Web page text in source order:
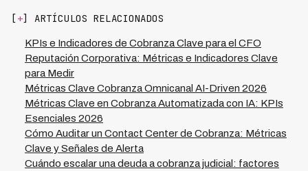
tareas repetitivas, mejorando la productividad general
morosas genera retorno prácticamente inmediato, y con
soluciones de IA como las de Kleva que alcanzan una
tasa de recuperación del 73%, puedes maximizar
resultados con presupuestos modestos. Este enfoque
estratégico es especialmente efectivo en LATAM,
donde el acceso a herramientas automatizadas a menor
costo permite que empresas de cualquier tamaño
compitan con recuperación de cartera de clase mundial.
[+] ARTÍCULOS RELACIONADOS
KPIs e Indicadores de Cobranza Clave para el CFO
Reputación Corporativa: Métricas e Indicadores Clave
para Medir
Métricas Clave Cobranza Omnicanal AI-Driven 2026
Métricas Clave en Cobranza Automatizada con IA: KPIs
Esenciales 2026
Cómo Auditar un Contact Center de Cobranza: Métricas
Clave y Señales de Alerta
Cuándo escalar una deuda a cobranza judicial: factores